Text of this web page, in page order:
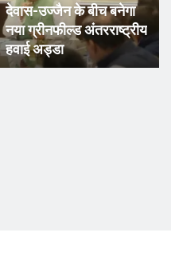
देवास-उज्जैन के बीच बनेगा
नया ग्रीनफील्ड अंतरराष्ट्रीय
हवाई अड्डा